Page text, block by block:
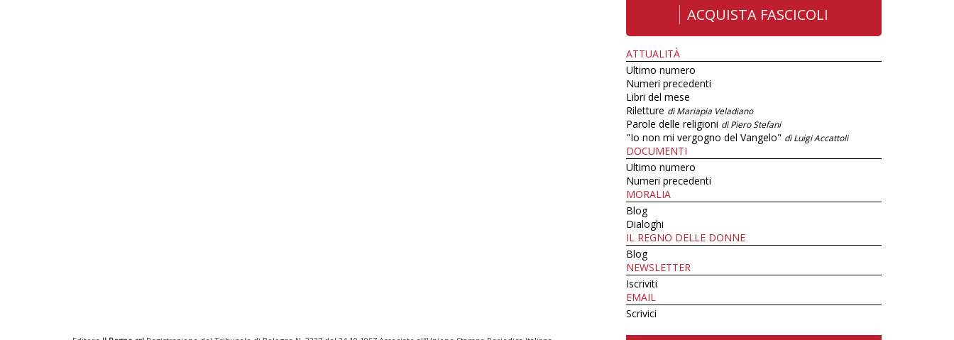
ACQUISTA FASCICOLI
ATTUALITÀ
Ultimo numero
Numeri precedenti
Libri del mese
Riletture di Mariapia Veladiano
Parole delle religioni di Piero Stefani
"Io non mi vergogno del Vangelo" di Luigi Accattoli
DOCUMENTI
Ultimo numero
Numeri precedenti
MORALIA
Blog
Dialoghi
IL REGNO DELLE DONNE
Blog
NEWSLETTER
Iscriviti
EMAIL
Scrivici